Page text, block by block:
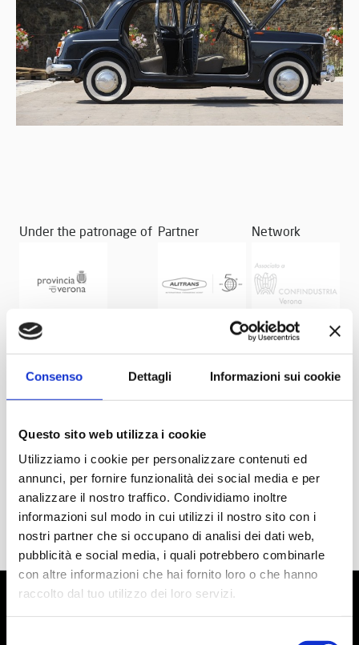
Consenso Dettagli Informazioni sui cookie
Questo sito web utilizza i cookie
Utilizziamo i cookie per personalizzare contenuti ed
annunci, per fornire funzionalità dei social media e per
analizzare il nostro traffico. Condividiamo inoltre
informazioni sul modo in cui utilizzi il nostro sito con i
nostri partner che si occupano di analisi dei dati web,
pubblicità e social media, i quali potrebbero combinarle
con altre informazioni che hai fornito loro o che hanno
raccolto dal tuo utilizzo dei loro servizi.
Under the patronage of Partner Network